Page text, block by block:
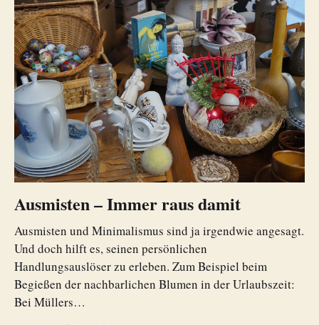
Ausmisten – Immer raus damit
Ausmisten und Minimalismus sind ja irgendwie angesagt.
Und doch hilft es, seinen persönlichen
Handlungsauslöser zu erleben. Zum Beispiel beim
Begießen der nachbarlichen Blumen in der Urlaubszeit:
Bei Müllers…